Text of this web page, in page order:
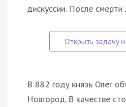
дискуссии. После
В 882 году князь Олег
Новгород. В качестве